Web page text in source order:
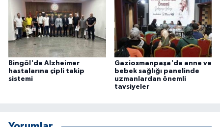
Bingöl'de Alzheimer
hastalarına çipli takip
sistemi
Gaziosmanpaşa'da anne ve
bebek sağlığı panelinde
uzmanlardan önemli
tavsiyeler